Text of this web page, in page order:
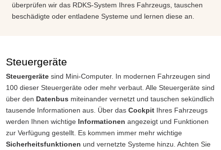
überprüfen wir das RDKS-System Ihres Fahrzeugs, tauschen
beschädigte oder entladene Systeme und lernen diese an.
Steuergeräte
Steuergeräte sind Mini-Computer. In modernen Fahrzeugen sind
100 dieser Steuergeräte oder mehr verbaut. Alle Steuergeräte sind
über den Datenbus miteinander vernetzt und tauschen sekündlich
tausende Informationen aus. Über das Cockpit Ihres Fahrzeugs
werden Ihnen wichtige Informationen angezeigt und Funktionen
zur Verfügung gestellt. Es kommen immer mehr wichtige
Sicherheitsfunktionen und vernetzte Systeme hinzu. Achten Sie